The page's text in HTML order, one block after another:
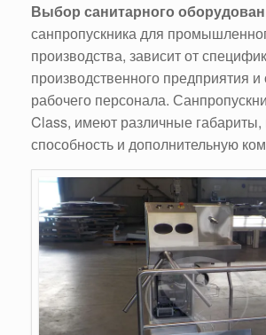
Выбор санитарного
санпропускника для
производства, зависит от
производственного предприятия и
рабочего персонала.
Class, имеют различные габариты,
способность и дополнительную